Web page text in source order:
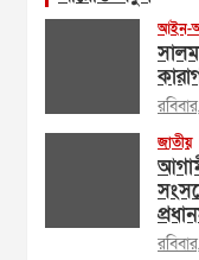
আইন-
জাতীয়